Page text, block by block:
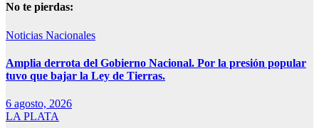
No te pierdas:
Noticias Nacionales
Amplia derrota del Gobierno Nacional. Por la presión popular
tuvo que bajar la Ley de Tierras.
6 agosto, 2026
LA PLATA